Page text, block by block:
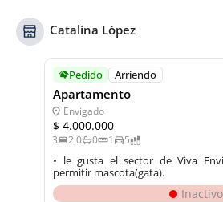
Catalina López
Pedido Arriendo
Apartamento
Envigado
$ 4.000.000
3 2.0 0 1 5
• le gusta el sector de Viva
permitir mascota(gata).
Inactivo